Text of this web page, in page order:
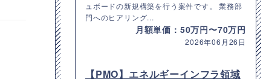
ュボードの新規構築を行う案件です。 業務部
門へのヒアリング...
月額単価：50万円〜70万円
2026年06月26日
【PMO】エネルギーインフラ領域